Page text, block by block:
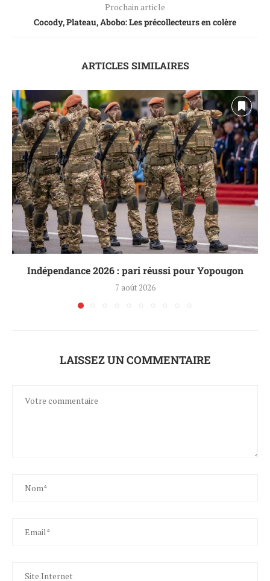
Prochain article
Cocody, Plateau, Abobo: Les précollecteurs en colère
ARTICLES SIMILAIRES
Indépendance 2026 : pari réussi pour Yopougon
7 août 2026
LAISSEZ UN COMMENTAIRE